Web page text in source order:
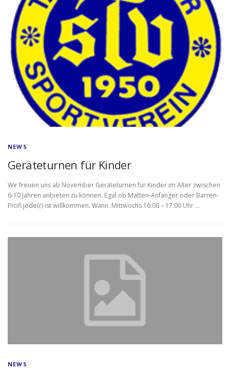
NEWS
Geräteturnen für Kinder
Wir freuen uns ab November Geräteturnen für Kinder im Alter zwischen
6-10 Jahren anbieten zu können. Egal ob Matten-Anfänger oder Barren-
Profi jede(r) ist willkommen. Wann: Mittwochs 16:00 – 17:00 Uhr …
NEWS